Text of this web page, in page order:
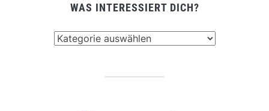
WAS INTERESSIERT DICH?